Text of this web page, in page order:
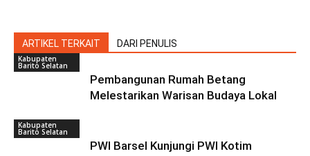
ARTIKEL TERKAIT DARI PENULIS
Kabupaten
Barito Selatan
Pembangunan Rumah Betang
Melestarikan Warisan Budaya Lokal
Kabupaten
Barito Selatan
PWI Barsel Kunjungi PWI Kotim